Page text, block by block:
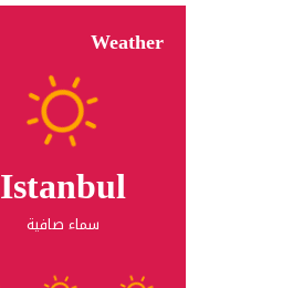
Weather
Istanbul
سماء صافية